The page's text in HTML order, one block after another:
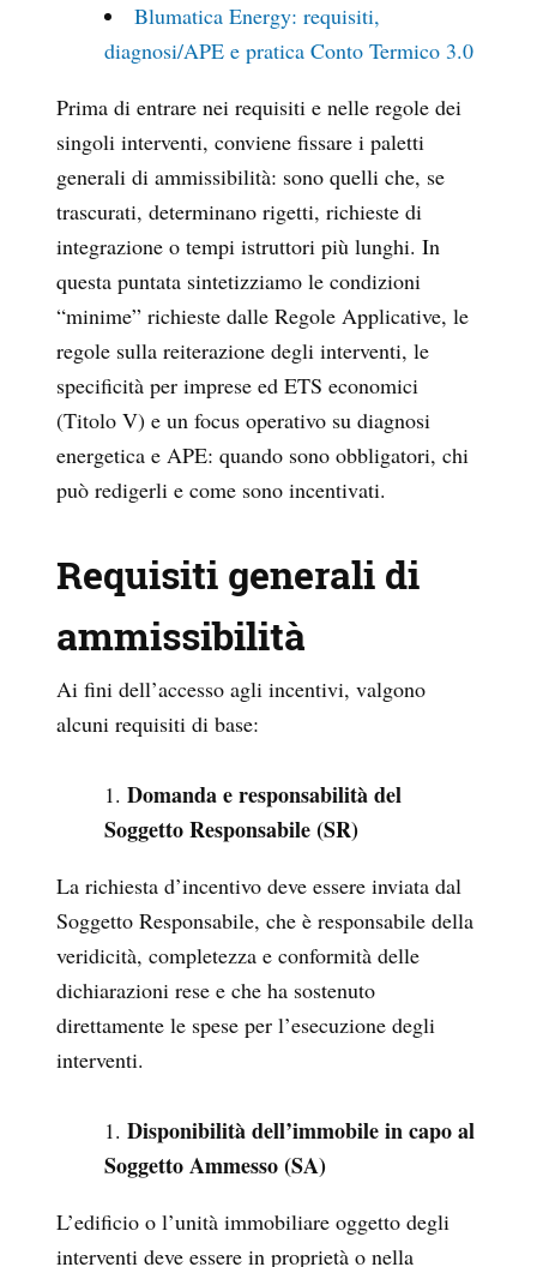
Blumatica Energy: requisiti,
diagnosi/APE e pratica Conto Termico 3.0
Prima di entrare nei requisiti e nelle regole dei
singoli interventi, conviene fissare i paletti
generali di ammissibilità: sono quelli che, se
trascurati, determinano rigetti, richieste di
integrazione o tempi istruttori più lunghi. In
questa puntata sintetizziamo le condizioni
“minime” richieste dalle Regole Applicative, le
regole sulla reiterazione degli interventi, le
specificità per imprese ed ETS economici
(Titolo V) e un focus operativo su diagnosi
energetica e APE: quando sono obbligatori, chi
può redigerli e come sono incentivati.
Requisiti generali di
ammissibilità
Ai fini dell’accesso agli incentivi, valgono
alcuni requisiti di base:
Domanda e responsabilità del
Soggetto Responsabile (SR)
La richiesta d’incentivo deve essere inviata dal
Soggetto Responsabile, che è responsabile della
veridicità, completezza e conformità delle
dichiarazioni rese e che ha sostenuto
direttamente le spese per l’esecuzione degli
interventi.
Disponibilità dell’immobile in capo al
Soggetto Ammesso (SA)
L’edificio o l’unità immobiliare oggetto degli
interventi deve essere in proprietà o nella